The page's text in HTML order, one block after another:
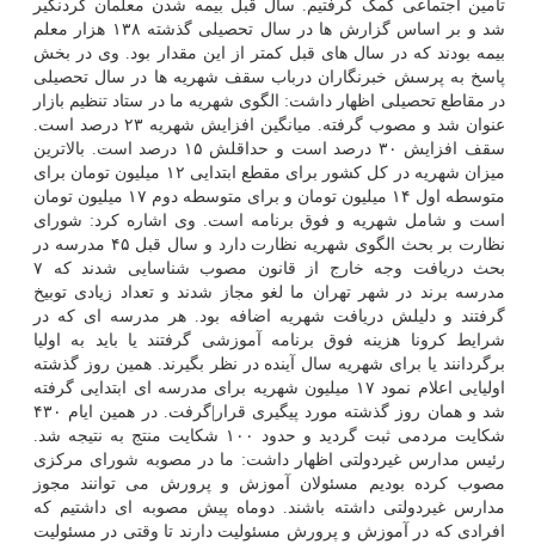
تامین اجتماعی کمک گرفتیم. سال قبل بیمه شدن معلمان گردنگیر
شد و بر اساس گزارش ها در سال تحصیلی گذشته ۱۳۸ هزار معلم
بیمه بودند که در سال های قبل کمتر از این مقدار بود. وی در بخش
پاسخ به پرسش خبرنگاران درباب سقف شهریه ها در سال تحصیلی
در مقاطع تحصیلی اظهار داشت: الگوی شهریه ما در ستاد تنظیم بازار
عنوان شد و مصوب گرفته. میانگین افزایش شهریه ۲۳ درصد است.
سقف افزایش ۳۰ درصد است و حداقلش ۱۵ درصد است. بالاترین
میزان شهریه در کل کشور برای مقطع ابتدایی ۱۲ میلیون تومان برای
متوسطه اول ۱۴ میلیون تومان و برای متوسطه دوم ۱۷ میلیون تومان
است و شامل شهریه و فوق برنامه است. وی اشاره کرد: شورای
نظارت بر بحث الگوی شهریه نظارت دارد و سال قبل ۴۵ مدرسه در
بحث دریافت وجه خارج از قانون مصوب شناسایی شدند که ۷
مدرسه برند در شهر تهران ما لغو مجاز شدند و تعداد زیادی توبیخ
گرفتند و دلیلش دریافت شهریه اضافه بود. هر مدرسه ای که در
شرایط کرونا هزینه فوق برنامه آموزشی گرفتند یا باید به اولیا
برگردانند یا برای شهریه سال آینده در نظر بگیرند. همین روز گذشته
اولیایی اعلام نمود ۱۷ میلیون شهریه برای مدرسه ای ابتدایی گرفته
شد و همان روز گذشته مورد پیگیری قرار|گرفت. در همین ایام ۴۳۰
شکایت مردمی ثبت گردید و حدود ۱۰۰ شکایت منتج به نتیجه شد.
رئیس مدارس غیردولتی اظهار داشت: ما در مصوبه شورای مرکزی
مصوب کرده بودیم مسئولان آموزش و پرورش می توانند مجوز
مدارس غیردولتی داشته باشند. دوماه پیش مصوبه ای داشتیم که
افرادی که در آموزش و پرورش مسئولیت دارند تا وقتی در مسئولیت